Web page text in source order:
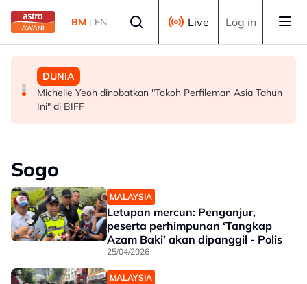
Skip to main content
BM | EN Live Log in
MALAYSIA
Persepsi negatif terhadap Bukit Malut tidak berasaskan
fakta - Ahli Akademik
MALAYSIA
Insiden rempuhan Jalan Ampang: Pendakwaan bantah
permohonan batal pertuduhan bunuh
DUNIA
Michelle Yeoh dinobatkan "Tokoh Perfileman Asia Tahun
Ini" di BIFF
Sogo
MALAYSIA
Letupan mercun: Penganjur,
peserta perhimpunan ‘Tangkap
Azam Baki’ akan dipanggil - Polis
25/04/2026
MALAYSIA